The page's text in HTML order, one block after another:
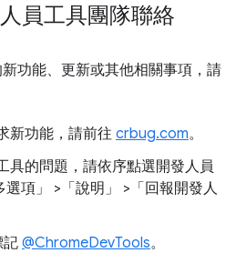
員工具團隊聯絡
功能、更新或其他相關事項，請
新功能，請前往 crbug.com。
具的問題，請依序點選開發人員
選項」 >「說明」
>「回報開發人
記 @ChromeDevTools。